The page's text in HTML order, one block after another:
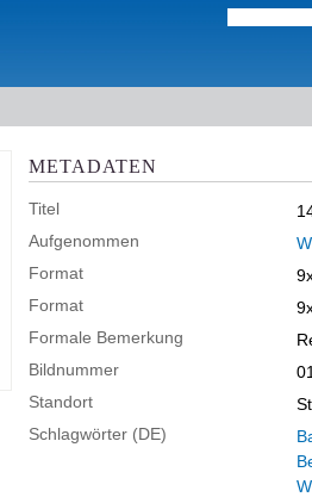
METADATEN
Titel
Aufgenommen
Format
Format
Formale Bemerkung
Bildnummer
Standort
Schlagwörter (DE)